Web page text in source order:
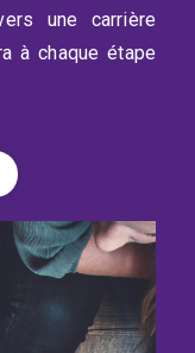
une carrière
à chaque étape